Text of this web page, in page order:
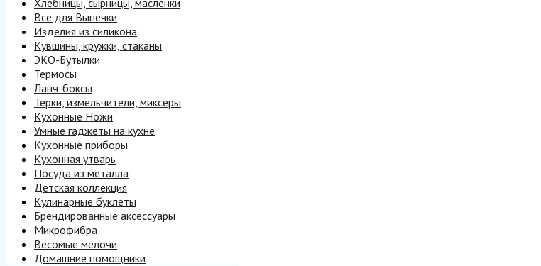
Хлебницы, сырницы, масленки
Все для Выпечки
Изделия из силикона
Кувшины, кружки, стаканы
ЭКО-Бутылки
Термосы
Ланч-боксы
Терки, измельчители, миксеры
Кухонные Ножи
Умные гаджеты на кухне
Кухонные приборы
Кухонная утварь
Посуда из металла
Детская коллекция
Кулинарные буклеты
Брендированные аксессуары
Микрофибра
Весомые мелочи
Домашние помощники